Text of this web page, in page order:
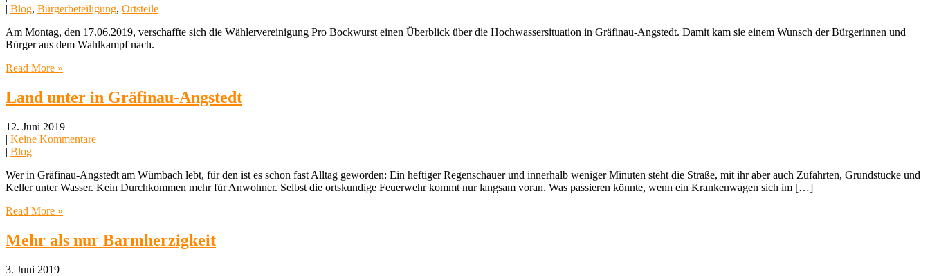
| Blog, Bürgerbeteiligung, Ortsteile
Am Montag, den 17.06.2019, verschaffte sich die Wählervereinigung Pro Bockwurst einen Überblick über die Hochwassersituation in Gräfinau-Angstedt. Damit kam sie einem Wunsch der Bürgerinnen und
Bürger aus dem Wahlkampf nach.
Read More »
Land unter in Gräfinau-Angstedt
12. Juni 2019
| Keine Kommentare
| Blog
Wer in Gräfinau-Angstedt am Wümbach lebt, für den ist es schon fast Alltag geworden: Ein heftiger Regenschauer und innerhalb weniger Minuten steht die Straße, mit ihr aber auch Zufahrten, Grundstücke und
Keller unter Wasser. Kein Durchkommen mehr für Anwohner. Selbst die ortskundige Feuerwehr kommt nur langsam voran. Was passieren könnte, wenn ein Krankenwagen sich im […]
Read More »
Mehr als nur Barmherzigkeit
3. Juni 2019